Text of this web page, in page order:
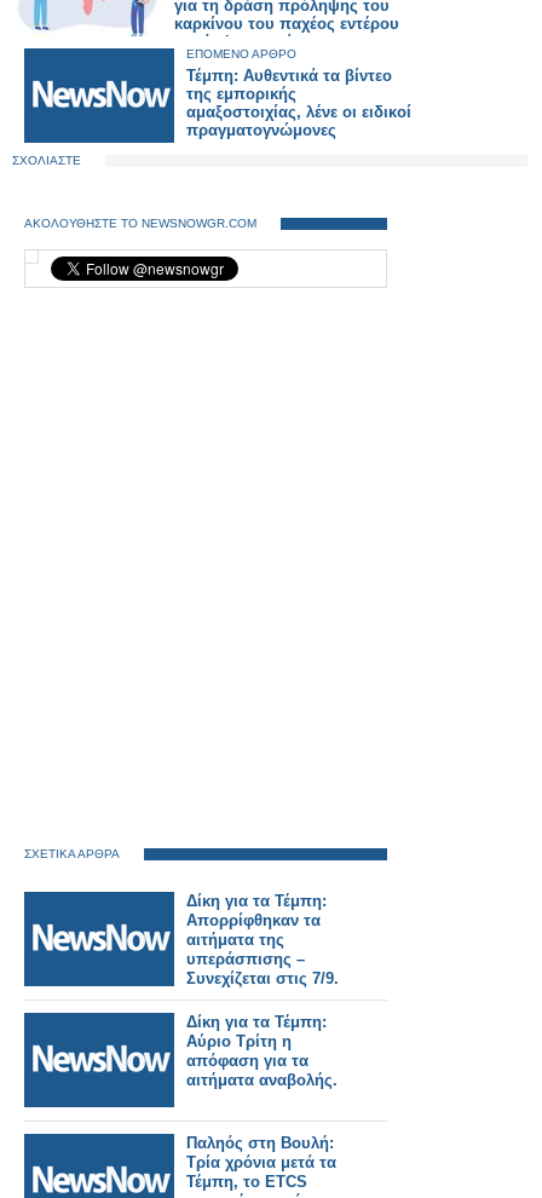
για τη δράση πρόληψης του
καρκίνου του παχέος εντέρου
μηνός Ιανουαρίου
ΕΠΟΜΕΝΟ ΑΡΘΡΟ
Τέμπη: Αυθεντικά τα βίντεο
της εμπορικής
αμαξοστοιχίας, λένε οι ειδικοί
πραγματογνώμονες
ΣΧΟΛΙΑΣΤΕ
ΑΚΟΛΟΥΘΗΣΤΕ ΤΟ NEWSNOWGR.COM
ΣΧΕΤΙΚΑ ΑΡΘΡΑ
Δίκη για τα Τέμπη:
Απορρίφθηκαν τα
αιτήματα της
υπεράσπισης –
Συνεχίζεται στις 7/9.
Δίκη για τα Τέμπη:
Αύριο Τρίτη η
απόφαση για τα
αιτήματα αναβολής.
Παληός στη Βουλή:
Τρία χρόνια μετά τα
Τέμπη, το ETCS